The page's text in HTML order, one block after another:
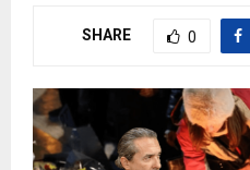
SHARE 0